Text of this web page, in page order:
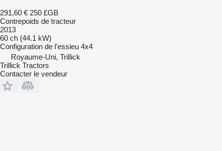
291,60 € 250 £GB
Contrepoids de tracteur
2013
60 ch (44.1 kW)
Configuration de l'essieu 4x4
Royaume-Uni, Trillick
Trillick Tractors
Contacter le vendeur